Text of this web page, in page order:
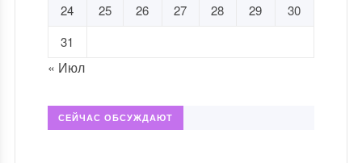
24
25 26 27 28 29
30
31
« Июл
СЕЙЧАС ОБСУЖДАЮТ